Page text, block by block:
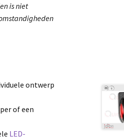
is niet
ontwerp
of een
LED-